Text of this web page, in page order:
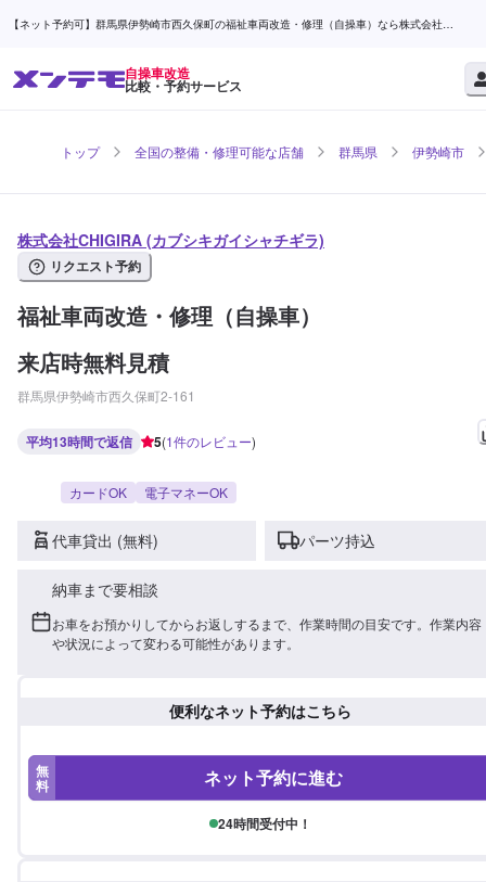
【ネット予約可】群馬県伊勢崎市西久保町の福祉車両改造・修理（自操車）なら株式会社
自操車改造
比較・予約サービス
トップ 全国の整備・修理可能な店舗 群馬県 伊勢崎市
株式会社CHIGIRA (カブシキガイシャチギラ)
リクエスト予約
福祉車両改造・修理（自操車）
来店時無料見積
群馬県伊勢崎市西久保町2-161
平均13時間で返信 5(1件のレビュー)
カードOK 電子マネーOK
代車貸出 (無料) パーツ持込
納車まで要相談
お車をお預かりしてからお返しするまで、作業時間の目安です。作業内容
や状況によって変わる可能性があります。
便利なネット予約はこちら
無
料 ネット予約に進む
24時間受付中！